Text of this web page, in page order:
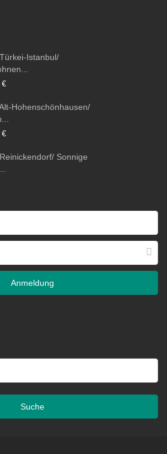
Istanbul/
€
Hohenschönhausen/
€
Sonnige
Anmeldung
Suche